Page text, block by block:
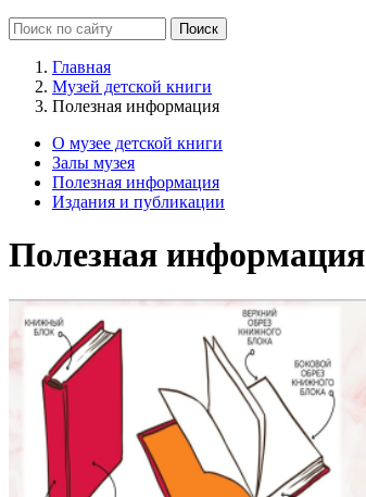
Главная
Музей детской книги
Полезная информация
О музее детской книги
Залы музея
Полезная информация
Издания и публикации
Полезная информация